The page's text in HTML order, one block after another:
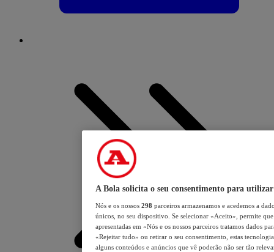
A Bola solicita o seu consentimento para utilizar
Nós e os nossos 298 parceiros armazenamos e acedemos a
únicos, no seu dispositivo. Se selecionar «Aceito», permite
apresentadas em «Nós e os nossos parceiros tratamos dados
«Rejeitar tudo» ou retirar o seu consentimento, estas
alguns conteúdos e anúncios que vê poderão não ser tão